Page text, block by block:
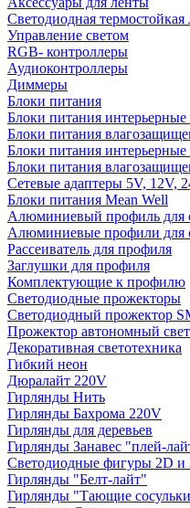
Светодиодная
Управление светом
RGB- контроллеры
Аудиоконтроллеры
Диммеры
Блоки питания
Блоки питания
Блоки питания
Блоки питания
Блоки питания
Сетевые адаптеры 5V, 12V,
Блоки питания Mean Well
Алюминиевый профиль для
Алюминиевые профили для
Рассеиватель для профиля
Заглушки для профиля
Комплектующие к профилю
Светодиодные прожекторы
Светодиодный прожектор
Прожектор автономный
Декоративная светотехника
Гибкий неон
Дюралайт 220V
Гирлянды Нить
Гирлянды Бахрома 220V
Гирлянды для деревьев
Гирлянды Занавес "плей-
Светодиодные фигуры 2D и
Гирлянды "Белт-лайт"
Гирлянды "Тающие